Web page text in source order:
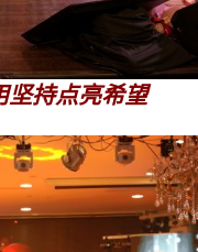
坚持点亮希望